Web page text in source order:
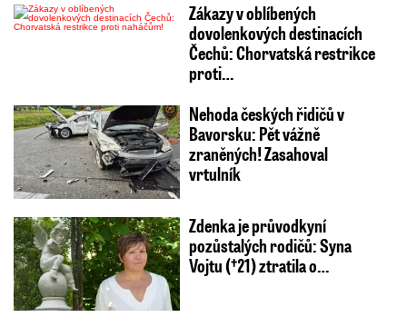
Zákazy v oblíbených
dovolenkových destinacích
Čechů: Chorvatská restrikce
proti…
Nehoda českých řidičů v
Bavorsku: Pět vážně
zraněných! Zasahoval
vrtulník
Zdenka je průvodkyní
pozůstalých rodičů: Syna
Vojtu (†21) ztratila o…